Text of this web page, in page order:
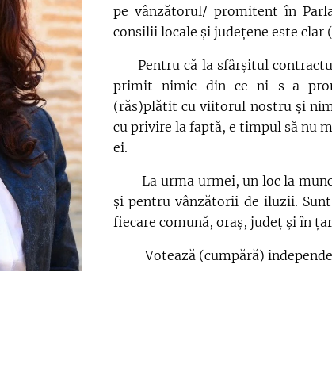
pe vânzătorul/ promitent în
consilii locale și județene este clar
Pentru că la sfârșitul
primit nimic din ce ni s-a
(răs)plătit cu viitorul nostru și
cu privire la faptă, e timpul să nu
ei.
La urma urmei, un loc la
și pentru vânzătorii de iluzii.
fiecare comună, oraș, județ și în
Votează (cumpără)